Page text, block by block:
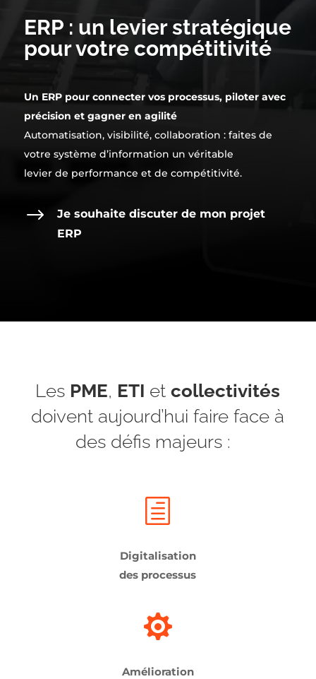
ERP : un levier stratégique
pour votre compétitivité
Un ERP pour connecter vos processus, piloter avec
précision et gagner en agilité
Automatisation, visibilité, collaboration : faites de
votre système d’information un véritable
levier de performance et de compétitivité.
$
Je souhaite discuter de mon projet
ERP
Les PME, ETI etcollectivités
doivent aujourd’hui faire face à
des défis majeurs :
h
Digitalisation
des processus

Amélioration